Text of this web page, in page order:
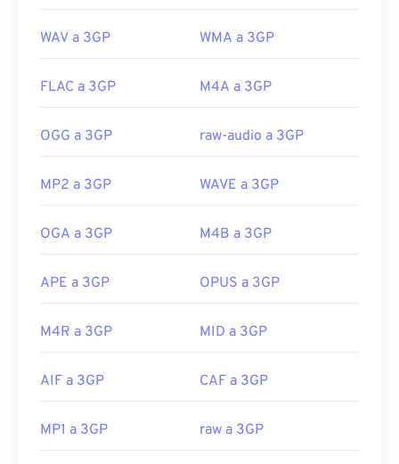
00 00
00 00
WAV a 3GP WMA a 3GP
FLAC a 3GP M4A a 3GP
OGG a 3GP raw-audio a 3GP
MP2 a 3GP WAVE a 3GP
OGA a 3GP M4B a 3GP
APE a 3GP OPUS a 3GP
M4R a 3GP MID a 3GP
AIF a 3GP CAF a 3GP
MP1 a 3GP raw a 3GP